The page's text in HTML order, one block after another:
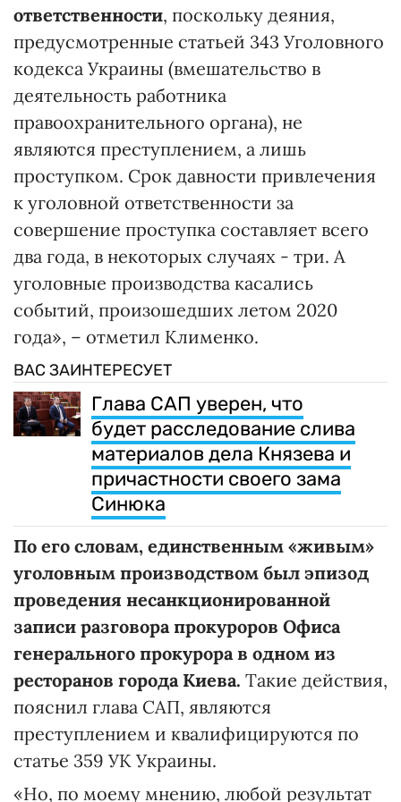
ответственности, поскольку деяния,
предусмотренные статьей 343 Уголовного
кодекса Украины (вмешательство в
деятельность работника
правоохранительного органа), не
являются преступлением, а лишь
проступком. Срок давности привлечения
к уголовной ответственности за
совершение проступка составляет всего
два года, в некоторых случаях - три. А
уголовные производства касались
событий, произошедших летом 2020
года», – отметил Клименко.
ВАС ЗАИНТЕРЕСУЕТ
Глава САП уверен, что
будет расследование слива
материалов дела Князева и
причастности своего зама
Синюка
По его словам, единственным «живым»
уголовным производством был эпизод
проведения несанкционированной
записи разговора прокуроров Офиса
генерального прокурора в одном из
ресторанов города Киева. Такие действия,
пояснил глава САП, являются
преступлением и квалифицируются по
статье 359 УК Украины.
«Но, по моему мнению, любой результат